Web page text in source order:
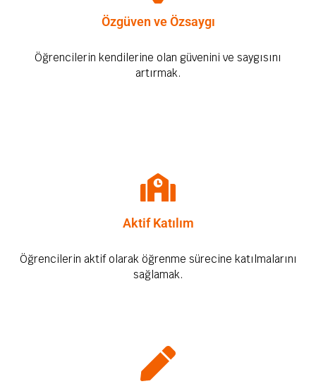
Özgüven ve Özsaygı
Öğrencilerin kendilerine olan güvenini ve saygısını
artırmak.
Aktif Katılım
Öğrencilerin aktif olarak öğrenme sürecine katılmalarını
sağlamak.